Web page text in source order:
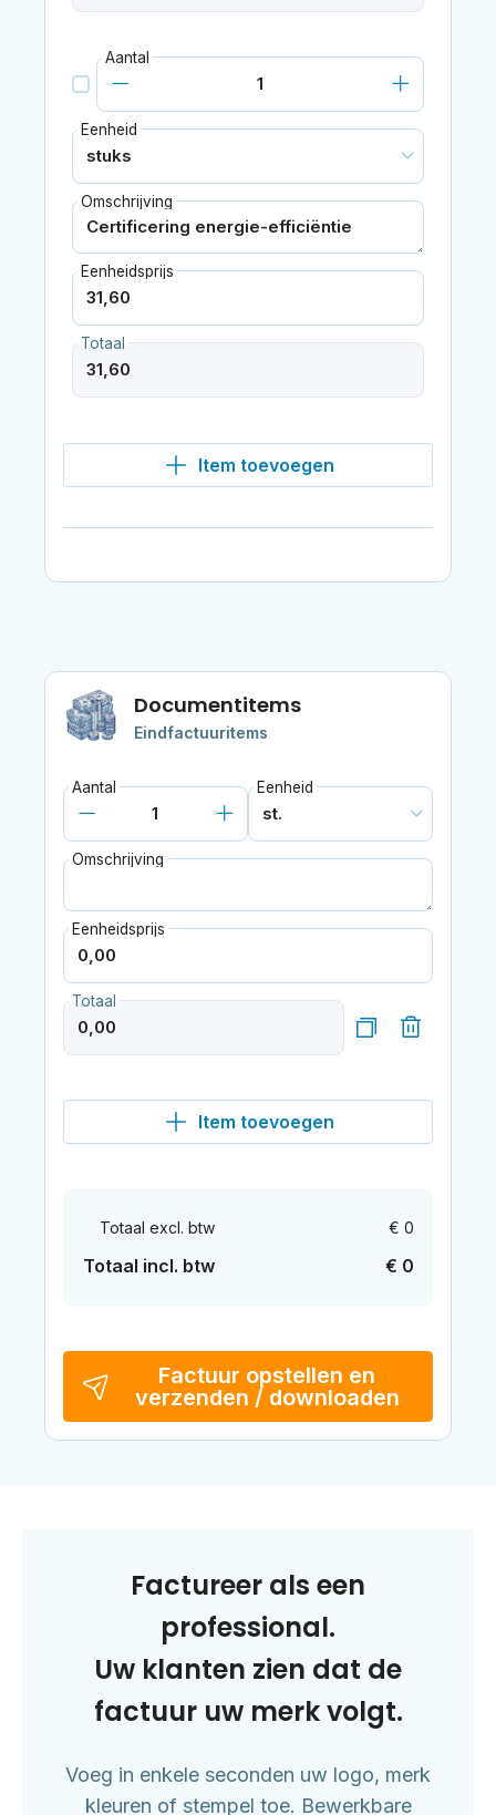
Aantal
Eenheid
Omschrijving
Eenheidsprijs
Totaal
Item toevoegen
Documentitems
Eindfactuuritems
Aantal Eenheid
Omschrijving
Eenheidsprijs
Totaal
Item toevoegen
Totaal excl. btw € 0
Totaal incl. btw € 0
Factuur opstellen en
verzenden / downloaden
Factureer als een
professional.
Uw klanten zien dat de
factuur uw merk volgt.
Voeg in enkele seconden uw logo, merk
kleuren of stempel toe. Bewerkbare